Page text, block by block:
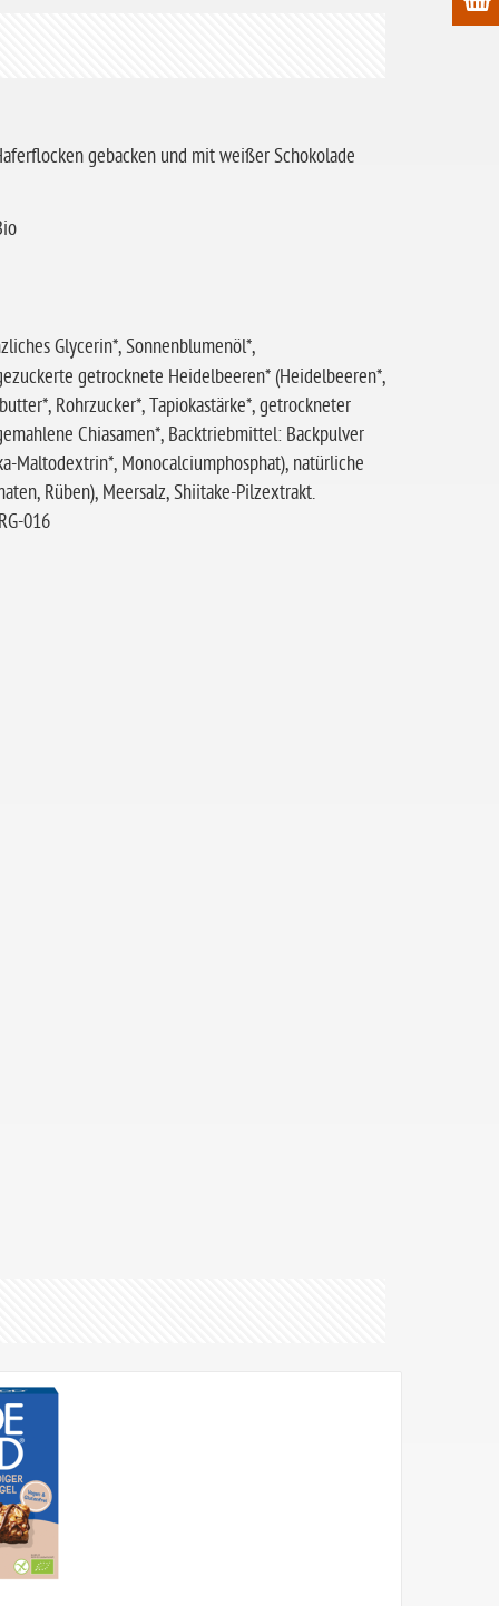
gebacken und mit weißer Schokolade
Glycerin*, Sonnenblumenöl*,
getrocknete Heidelbeeren* (Heidelbeeren*,
Rohrzucker*, Tapiokastärke*, getrockneter
Chiasamen*, Backtriebmittel: Backpulver
Maltodextrin*, Monocalciumphosphat), natürliche
Rüben), Meersalz, Shiitake-Pilzextrakt.
016